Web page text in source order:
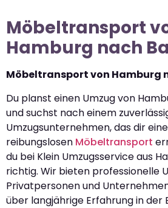
Möbeltransport
Hamburg nach
Möbeltransport von Hamburg
Du planst einen Umzug von
und suchst nach einem
Umzugsunternehmen, das dir
reibungslosen Möbeltransport
du bei Klein Umzugsservice aus
richtig. Wir bieten professionelle
Privatpersonen und
über langjährige Erfahrung in der